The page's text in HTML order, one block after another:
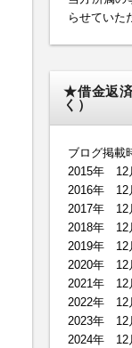
らせていた
★借金返
く）
ブログ掲載
2015年 12
2016年 12
2017年 12
2018年 12
2019年 12
2020年 12
2021年 12
2022年 12
2023年 12
2024年 12